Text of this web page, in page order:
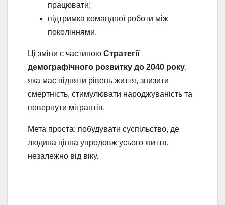
працювати;
підтримка командної роботи між
поколіннями.
Ці зміни є частиною Стратегії
демографічного розвитку до 2040 року,
яка має підняти рівень життя, знизити
смертність, стимулювати народжуваність та
повернути мігрантів.
Мета проста: побудувати суспільство, де
людина цінна упродовж усього життя,
незалежно від віку.